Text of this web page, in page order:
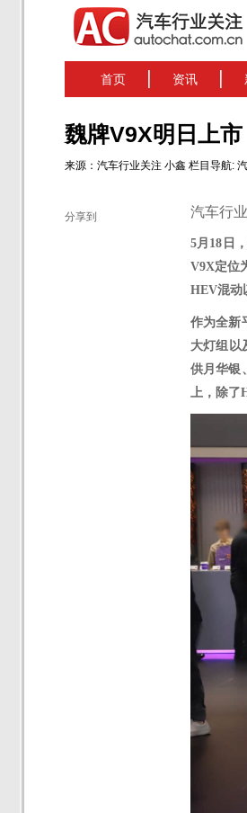
首页 资讯
魏牌V9X明日上市
来源： 汽车行业关注 小鑫 栏目导航:
分享到 汽车行
5月18日
V9X定位
HEV混动
作为全新
大灯组以
供月华银
上，除了